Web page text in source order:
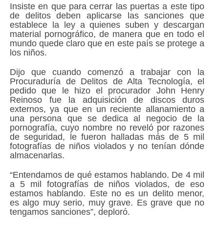
Insiste en que para cerrar las puertas a este tipo
de delitos deben aplicarse las sanciones que
establece la ley a quienes suben y descargan
material pornográfico, de manera que en todo el
mundo quede claro que en este país se protege a
los niños.
Dijo que cuando comenzó a trabajar con la
Procuraduría de Delitos de Alta Tecnología, el
pedido que le hizo el procurador John Henry
Reinoso fue la adquisición de discos duros
externos, ya que en un reciente allanamiento a
una persona que se dedica al negocio de la
pornografía, cuyo nombre no reveló por razones
de seguridad, le fueron halladas más de 5 mil
fotografías de niños violados y no tenían dónde
almacenarlas.
“Entendamos de qué estamos hablando. De 4 mil
a 5 mil fotografías de niños violados, de eso
estamos hablando. Este no es un delito menor,
es algo muy serio, muy grave. Es grave que no
tengamos sanciones”, deploró.